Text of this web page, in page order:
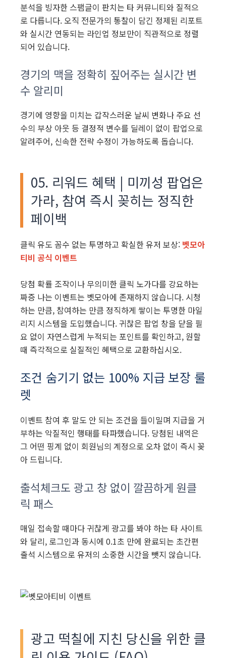
분석을 빙자한 스팸글이 판치는 타 커뮤니티와 질적으
로 다릅니다. 오직 전문가의 통찰이 담긴 정제된 리포트
와 실시간 연동되는 라인업 정보만이 직관적으로 정렬
되어 있습니다.
경기의 맥을 정확히 짚어주는 실시간 변
수 알리미
경기에 영향을 미치는 갑작스러운 날씨 변화나 주요 선
수의 부상 아웃 등 결정적 변수를 딜레이 없이 팝업으로
알려주어, 신속한 전략 수정이 가능하도록 돕습니다.
05. 리워드 혜택 | 미끼성 팝업은
가라, 참여 즉시 꽂히는 정직한
페이백
클릭 유도 꼼수 없는 투명하고 확실한 유저 보상: 벳모아
티비 공식 이벤트
당첨 확률 조작이나 무의미한 클릭 노가다를 강요하는
짜증 나는 이벤트는 벳모아에 존재하지 않습니다. 시청
하는 만큼, 참여하는 만큼 정직하게 쌓이는 투명한 마일
리지 시스템을 도입했습니다. 귀찮은 팝업 창을 닫을 필
요 없이 자연스럽게 누적되는 포인트를 확인하고, 원할
때 즉각적으로 실질적인 혜택으로 교환하십시오.
조건 숨기기 없는 100% 지급 보장 룰
렛
이벤트 참여 후 말도 안 되는 조건을 들이밀며 지급을 거
부하는 악질적인 행태를 타파했습니다. 당첨된 내역은
그 어떤 핑계 없이 회원님의 계정으로 오차 없이 즉시 꽂
아 드립니다.
출석체크도 광고 창 없이 깔끔하게 원클
릭 패스
매일 접속할 때마다 귀찮게 광고를 봐야 하는 타 사이트
와 달리, 로그인과 동시에 0.1초 만에 완료되는 초간편
출석 시스템으로 유저의 소중한 시간을 뺏지 않습니다.
광고 떡칠에 지친 당신을 위한 클